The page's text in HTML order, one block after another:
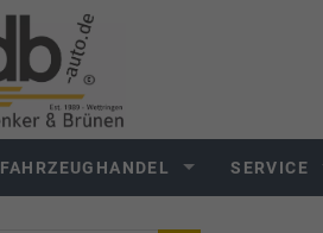
FAHRZEUGHANDEL SERVICE